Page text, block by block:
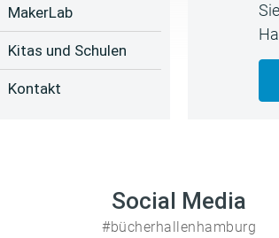
MakerLab
Kitas und Schulen
Kontakt
Social Media
#bücherhallenhamburg